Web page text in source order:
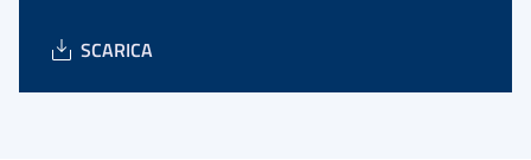
SCARICA